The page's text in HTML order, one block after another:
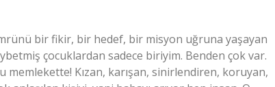
bir fikir, bir hedef, bir misyon uğruna yaşayan
çocuklardan sadece biriyim. Benden çok var.
memlekette! Kızan, karışan, sinirlendiren, koruyan,